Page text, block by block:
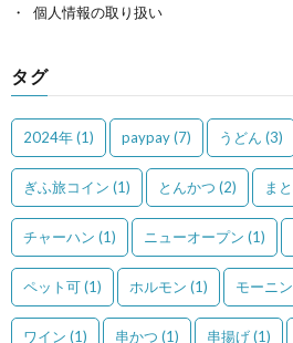
個人情報の取り扱い
タグ
2024年(1) paypay(7) うどん (3)
ぎふ旅コイン (1) とんかつ (2) ま
チャーハン (1) ニューオープン (1)
ペット可(1) ホルモン (1) モーニ
ワイン (1) 串かつ (1) 串揚げ(1)